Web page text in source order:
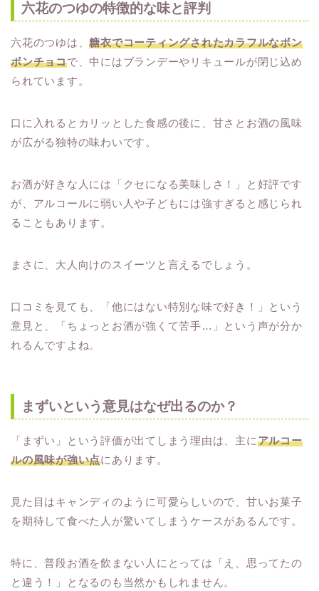
六花のつゆの特徴的な味と評判
六花のつゆは、糖衣でコーティングされたカラフルなボン
ボンチョコで、中にはブランデーやリキュールが閉じ込め
られています。
口に入れるとカリッとした食感の後に、甘さとお酒の風味
が広がる独特の味わいです。
お酒が好きな人には「クセになる美味しさ！」と好評です
が、アルコールに弱い人や子どもには強すぎると感じられ
ることもあります。
まさに、大人向けのスイーツと言えるでしょう。
口コミを見ても、「他にはない特別な味で好き！」という
意見と、「ちょっとお酒が強くて苦手…」という声が分か
れるんですよね。
まずいという意見はなぜ出るのか？
「まずい」という評価が出てしまう理由は、主にアルコー
ルの風味が強い点にあります。
見た目はキャンディのように可愛らしいので、甘いお菓子
を期待して食べた人が驚いてしまうケースがあるんです。
特に、普段お酒を飲まない人にとっては「え、思ってたの
と違う！」となるのも当然かもしれません。